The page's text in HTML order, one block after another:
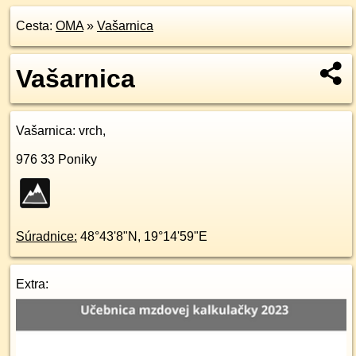
Cesta: OMA» Vašarnica
Vašarnica
Vašarnica: vrch,
976 33 Poniky
Súradnice: 48°43'8"N , 19°14'59"E
Extra: